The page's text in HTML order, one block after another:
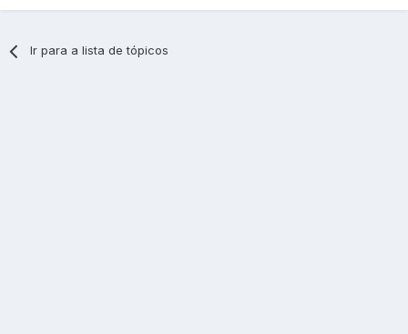
Ir para a lista de tópicos